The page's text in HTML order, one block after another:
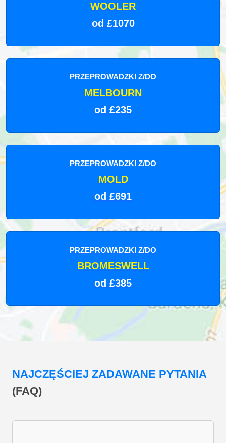
WOOLER
od £1070
PRZEPROWADZKI Z/DO
MELBOURN
od £235
PRZEPROWADZKI Z/DO
MOLD
od £691
PRZEPROWADZKI Z/DO
BROMESWELL
od £385
NAJCZĘŚCIEJ ZADAWANE PYTANIA
(FAQ)